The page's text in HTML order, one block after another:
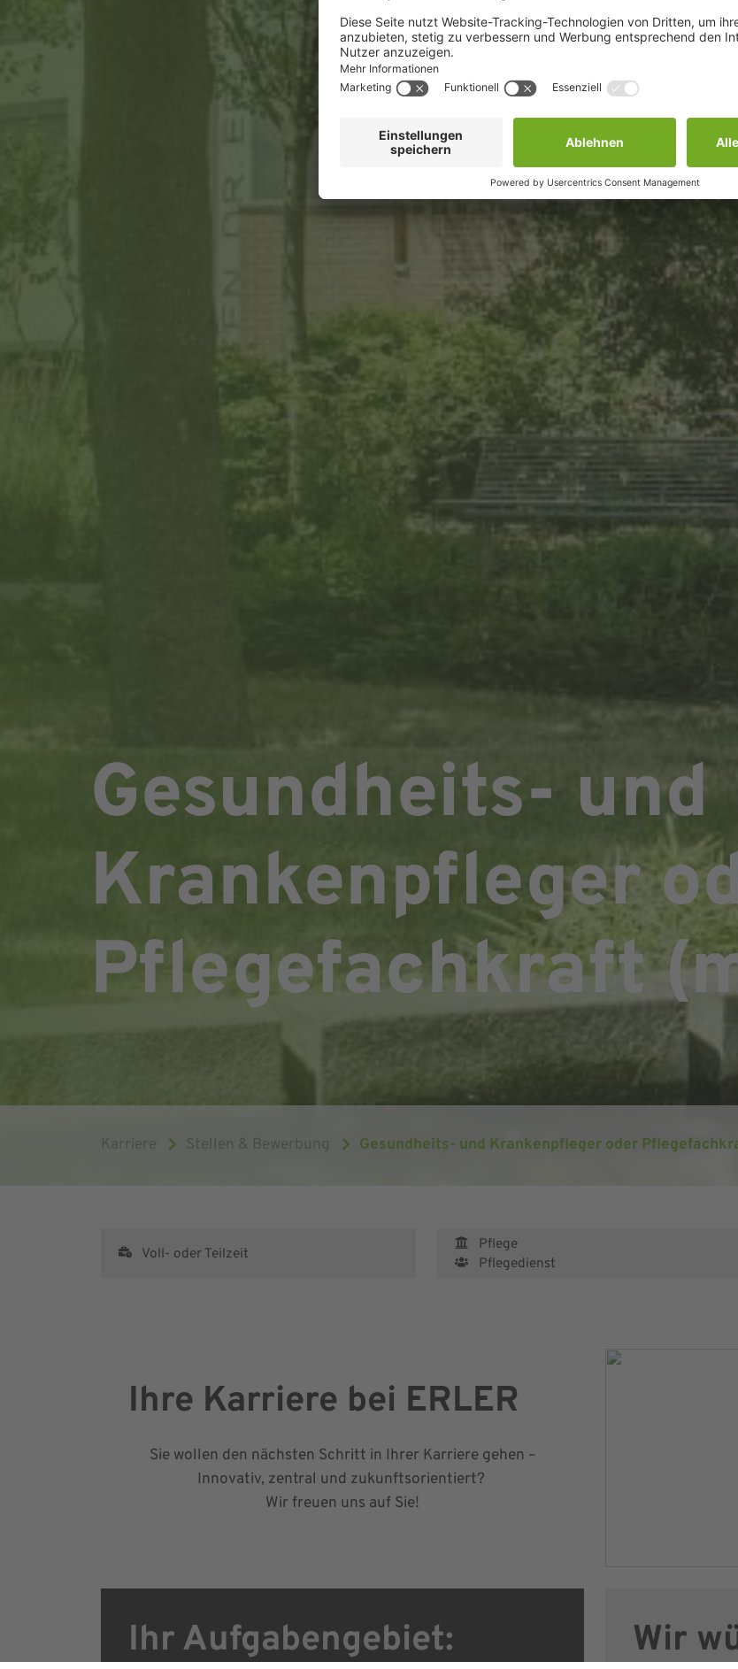
Gesundheits- und
Krankenpfleger
Pflegefachkraft
Karriere Stellen & Bewerbung Gesundheits- und Krankenpfleger oder
Voll- oder Teilzeit
Pflege
Pflegedienst
Ihre Karriere bei ERLER
Sie wollen den nächsten Schritt in Ihrer Karriere gehen –
Innovativ, zentral und zukunftsorientiert?
Wir freuen uns auf Sie!
Ihr Aufgabengebiet:
Wir